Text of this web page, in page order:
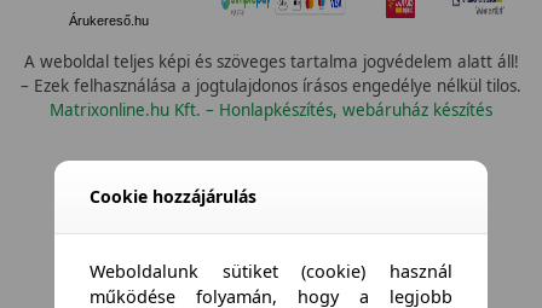
Árukereső.hu
A weboldal teljes képi és szöveges tartalma jogvédelem alatt áll!
– Ezek felhasználása a jogtulajdonos írásos engedélye nélkül tilos.
Matrixonline.hu Kft. – Honlapkészítés, webáruház készítés
Cookie hozzájárulás
Weboldalunk sütiket (cookie) használ
működése folyamán, hogy a legjobb
Összes vízállóság